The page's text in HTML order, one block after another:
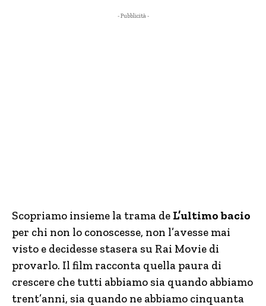
- Pubblicità -
Scopriamo insieme la trama de L’ultimo bacio
per chi non lo conoscesse, non l’avesse mai
visto e decidesse stasera su Rai Movie di
provarlo. Il film racconta quella paura di
crescere che tutti abbiamo sia quando abbiamo
trent’anni, sia quando ne abbiamo cinquanta